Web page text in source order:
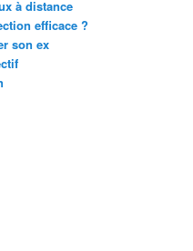
à distance
efficace ?
son ex